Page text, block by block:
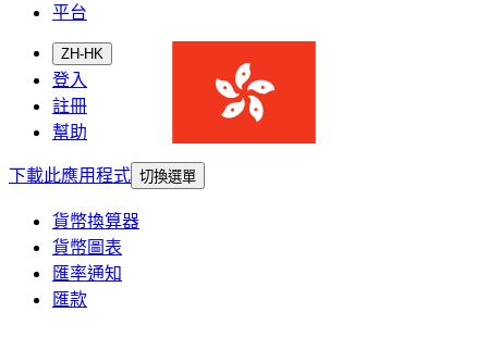
平台
ZH-HK
登入
註冊
幫助
下載此應用程式 切換選單
貨幣換算器
貨幣圖表
匯率通知
匯款